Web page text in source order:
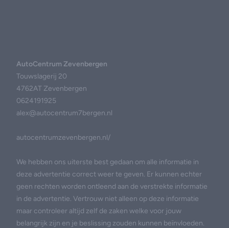
AutoCentrum Zevenbergen
Touwslagerij 20
4762AT Zevenbergen
0624191925
alex@autocentrum7bergen.nl
autocentrumzevenbergen.nl/
We hebben ons uiterste best gedaan om alle informatie in
deze advertentie correct weer te geven. Er kunnen echter
geen rechten worden ontleend aan de verstrekte informatie
in de advertentie. Vertrouw niet alleen op deze informatie
maar controleer altijd zelf de zaken welke voor jouw
belangrijk zijn en je beslissing zouden kunnen beïnvloeden.